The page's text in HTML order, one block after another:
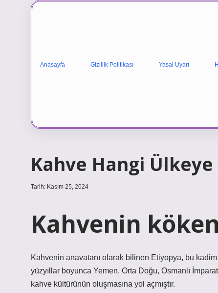
Anasayfa Gizlilik Politikası Yasal Uyarı
Kahve Hangi
Tarih: Kasım 25, 2024
Kahvenin
Kahvenin anavatanı olarak bilinen Etiyopya, bu
yüzyıllar boyunca Yemen, Orta Doğu, Osmanlı
kahve kültürünün oluşmasına yol açmıştır.